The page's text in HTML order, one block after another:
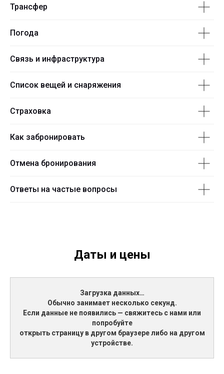
Трансфер
Погода
Связь и инфраструктура
Список вещей и снаряжения
Страховка
Как забронировать
Отмена бронирования
Ответы на частые вопросы
Даты и цены
Загрузка данных…
Обычно занимает несколько секунд.
Если данные не появились — свяжитесь с нами или
попробуйте
открыть страницу в другом браузере либо на другом
устройстве.